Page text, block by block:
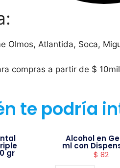
Olmos, Atlantida, Soca,
compras a partir de $ 10mil
te podría
gr
Alcohol en
ml con
$ 82